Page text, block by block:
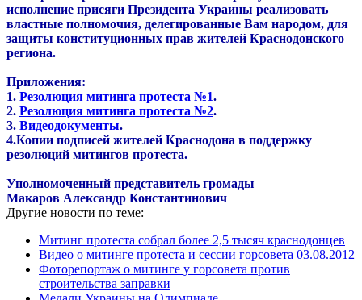
исполнение присяги Президента Украины реализовать
властные полномочия, делегированные Вам народом, для
защиты конституционных прав жителей Краснодонского
региона.
Приложения:
1. Резолюция митинга протеста №1.
2. Резолюция митинга протеста №2.
3. Видеодокументы.
4.Копии подписей жителей Краснодона в поддержку
резолюций митингов протеста.
Уполномоченный представитель громады
Макаров Александр Константинович
Другие новости по теме:
Митинг протеста собрал более 2,5 тысяч краснодонцев
Видео о митинге протеста и сессии горсовета 03.08.2012
Фоторепортаж о митинге у горсовета против
строительства заправки